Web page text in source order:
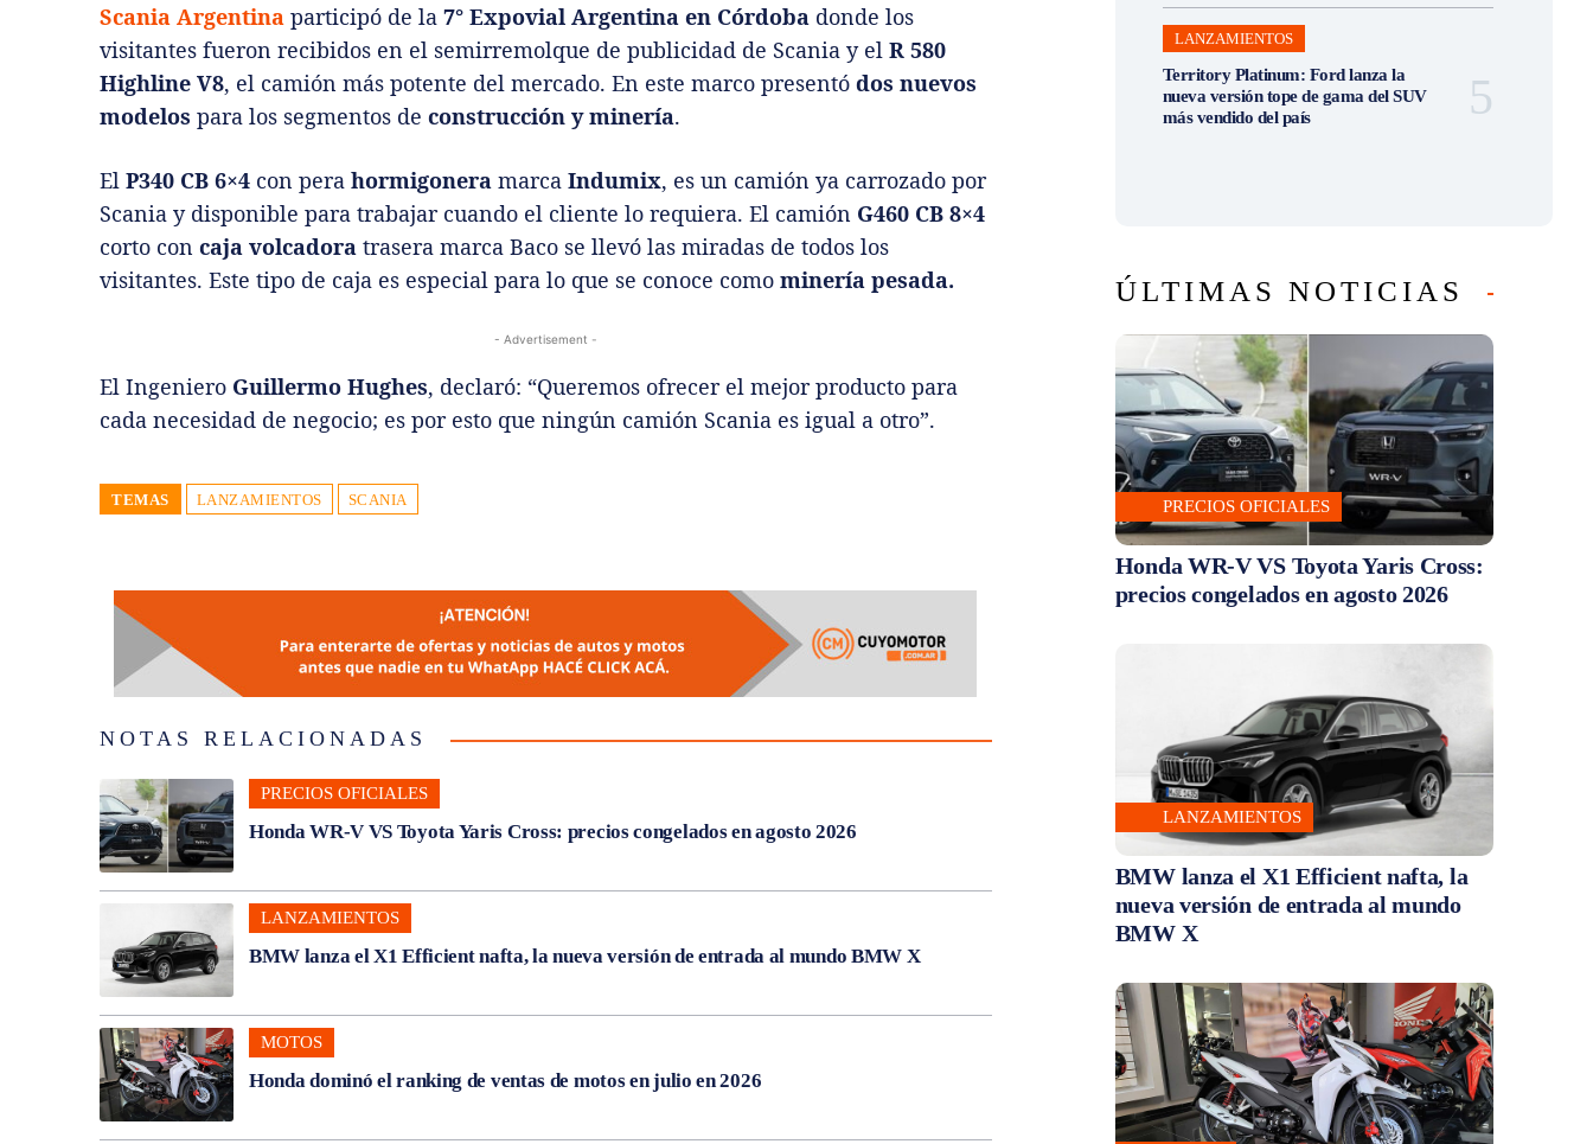
Scania Argentina participó de la 7° Expovial Argentina en Córdoba donde los
visitantes fueron recibidos en el semirremolque de publicidad de Scania y el R 580
Highline V8, el camión más potente del mercado. En este marco presentó dos nuevos
modelos para los segmentos de construcción y minería.
El P340 CB 6×4 con pera hormigonera marca Indumix, es un camión ya carrozado por
Scania y disponible para trabajar cuando el cliente lo requiera. El camión G460 CB 8×4
corto con caja volcadora trasera marca Baco se llevó las miradas de todos los
visitantes. Este tipo de caja es especial para lo que se conoce como minería pesada.
- Advertisement -
El Ingeniero Guillermo Hughes, declaró: “Queremos ofrecer el mejor producto para
cada necesidad de negocio; es por esto que ningún camión Scania es igual a otro”.
TEMAS LANZAMIENTOS SCANIA
NOTAS RELACIONADAS
PRECIOS OFICIALES
Honda WR-V VS Toyota Yaris Cross: precios congelados en agosto 2026
LANZAMIENTOS
BMW lanza el X1 Efficient nafta, la nueva versión de entrada al mundo BMW X
MOTOS
Honda dominó el ranking de ventas de motos en julio en 2026
LANZAMIENTOS
Territory Platinum: Ford lanza la
nueva versión tope de gama del SUV
más vendido del país
ÚLTIMAS NOTICIAS
PRECIOS OFICIALES
Honda WR-V VS Toyota Yaris Cross:
precios congelados en agosto 2026
LANZAMIENTOS
BMW lanza el X1 Efficient nafta, la
nueva versión de entrada al mundo
BMW X